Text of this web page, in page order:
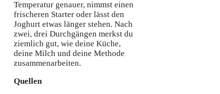
Temperatur genauer, nimmst einen
frischeren Starter oder lässt den
Joghurt etwas länger stehen. Nach
zwei, drei Durchgängen merkst du
ziemlich gut, wie deine Küche,
deine Milch und deine Methode
zusammenarbeiten.
Quellen